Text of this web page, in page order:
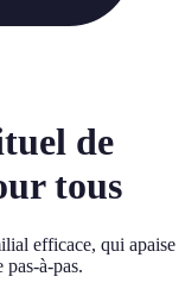
de
tous
efficace, qui apaise
à-pas.